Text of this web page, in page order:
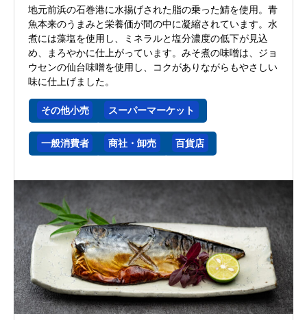
地元前浜の石巻港に水揚げされた脂の乗った鯖を使用。青
魚本来のうまみと栄養価が間の中に凝縮されています。水
煮には藻塩を使用し、ミネラルと塩分濃度の低下が見込
め、まろやかに仕上がっています。みそ煮の味噌は、ジョ
ウセンの仙台味噌を使用し、コクがありながらもやさしい
味に仕上げました。
その他小売 スーパーマーケット
一般消費者 商社・卸売 百貨店